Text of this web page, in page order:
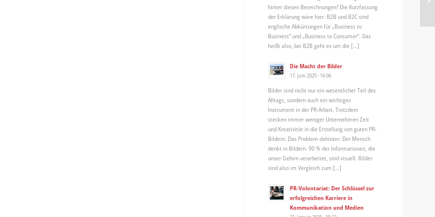
hinter diesen Bezeichnungen? Die Kurzfassung
der Erklärung wäre hier: B2B und B2C sind
englische Abkürzungen für „Business to
Business“ und „Business to Consumer“. Das
heißt also, bei B2B geht es um die […]
Die Macht der Bilder
17. Juni 2025 - 16:06
Bilder sind nicht nur ein wesentlicher Teil des
Alltags, sondern auch ein wichtiges
Instrument in der PR-Arbeit. Trotzdem
stecken immer weniger Unternehmen Zeit
und Kreativität in die Erstellung von guten PR-
Bildern. Das Problem dahinter: Der Mensch
denkt in Bildern. 90 % der Informationen, die
unser Gehirn verarbeitet, sind visuell. Bilder
sind also im Vergleich zum […]
PR-Volontariat: Der Schlüssel zur
erfolgreichen Karriere in
Kommunikation und Medien